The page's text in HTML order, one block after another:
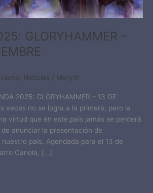
GLORYHAMMER –
, Noticias / Meryth
2025: GLORYHAMMER – 13 DE
veces no se logra a la primera, pero la
virtud que en este país jamás se perderá
anunciar la presentación de
nuestro país. Agendada para el 13 de
Cariola, […]